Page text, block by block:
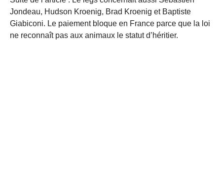
Jondeau, Hudson Kroenig, Brad Kroenig et Baptiste
Giabiconi. Le paiement bloque en France parce que la loi
ne reconnaît pas aux animaux le statut d’héritier.